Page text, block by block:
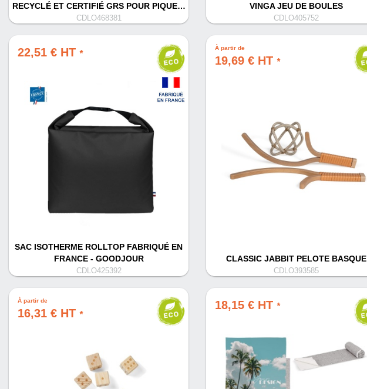
RECYCLÉ ET CERTIFIÉ GRS POUR PIQUE…
CDLO468381
VINGA JEU DE BOULES
CDLO405752
22,51 € HT *
SAC ISOTHERME ROLLTOP FABRIQUÉ EN
FRANCE - GOODJOUR
CDLO425392
À partir de
19,69 € HT *
CLASSIC JABBIT PELOTE BASQUE
CDLO393585
À partir de
16,31 € HT *
18,15 € HT *